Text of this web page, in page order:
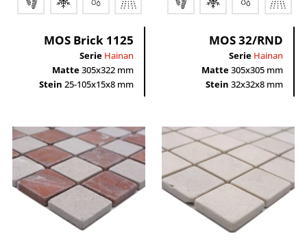
MOS Brick 1125
Serie Hainan
Matte305x322 mm
Stein 25-105x15x8 mm
MOS 32/RND
Serie Hainan
Matte305x305 mm
Stein 32x32x8 mm